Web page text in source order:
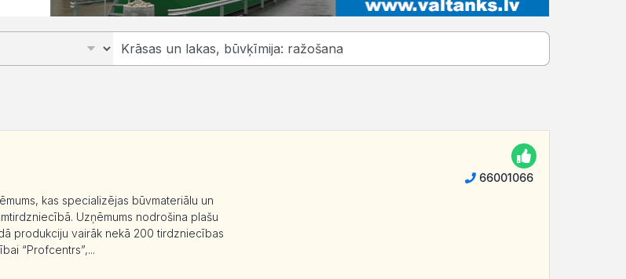
66001066
kas specializējas būvmateriālu un
Uzņēmums nodrošina plašu
produkciju vairāk nekā 200 tirdzniecības
“Profcentrs”,...